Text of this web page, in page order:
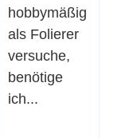
hobbymäßig
als Folierer
versuche,
benötige
ich...